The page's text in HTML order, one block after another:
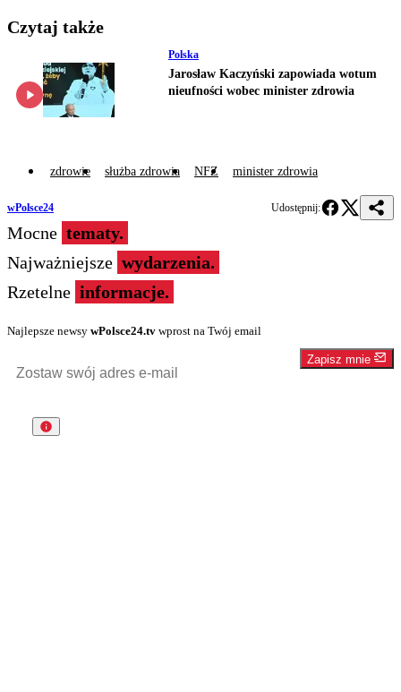
Czytaj także
Polska
Jarosław Kaczyński zapowiada wotum
nieufności wobec minister zdrowia
zdrowie służba zdrowia NFZ minister zdrowia
wPolsce24 Udostępnij:
Mocne tematy.
Najważniejsze wydarzenia.
Rzetelne informacje.
Najlepsze newsy wPolsce24.tv wprost na Twój email
Zapisz mnie